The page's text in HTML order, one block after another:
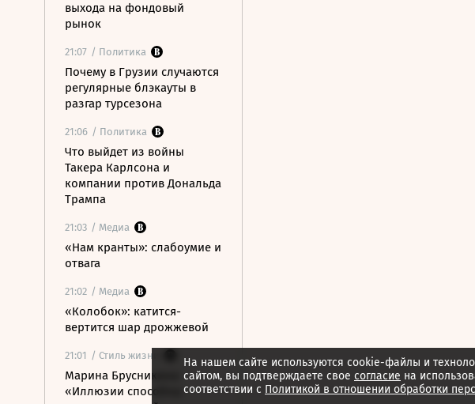
выхода на фондовый
рынок
21:07 / Политика
Почему в Грузии случаются
регулярные блэкауты в
разгар турсезона
21:06 / Политика
Что выйдет из войны
Такера Карлсона и
компании против Дональда
Трампа
21:03 / Медиа
«Нам кранты»: слабоумие и
отвага
21:02 / Медиа
«Колобок»: катится-
вертится шар дрожжевой
21:01 / Стиль жизни
Марина Брусникина:
«Иллюзии способны
влиять на людей»
На нашем сайте используются cookie-файлы и
сайтом, вы подтверждаете свое согласие на
соответствии с Политикой в отношении обработки